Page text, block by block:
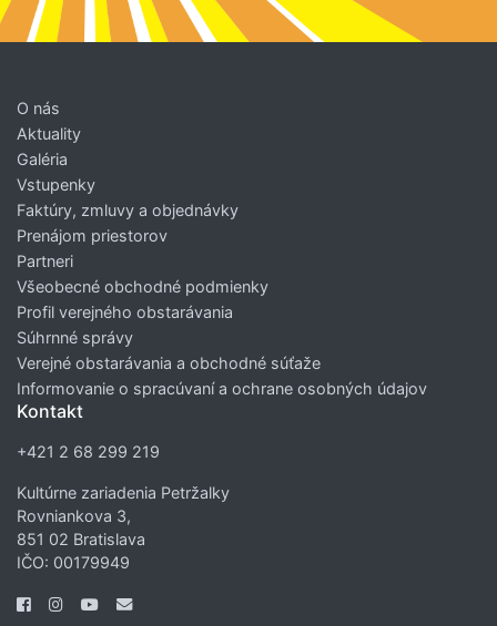
O nás
Aktuality
Galéria
Vstupenky
Faktúry, zmluvy a objednávky
Prenájom priestorov
Partneri
Všeobecné obchodné podmienky
Profil verejného obstarávania
Súhrnné správy
Verejné obstarávania a obchodné súťaže
Informovanie o spracúvaní a ochrane osobných údajov
Kontakt
+421 2 68 299 219
Kultúrne zariadenia Petržalky
Rovniankova 3,
851 02 Bratislava
IČO: 00179949